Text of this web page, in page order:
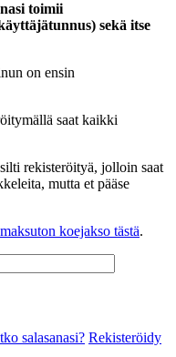
toimii
sekä itse
on ensin
saat kaikki
rekisteröityä, jolloin saat
mutta et pääse
maksuton koejakso tästä.
salasanasi? Rekisteröidy